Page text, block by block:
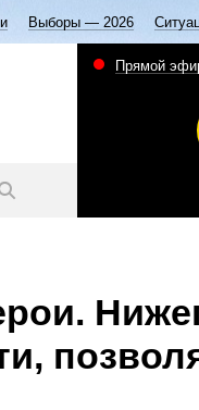
Выборы — 2026
Прямой